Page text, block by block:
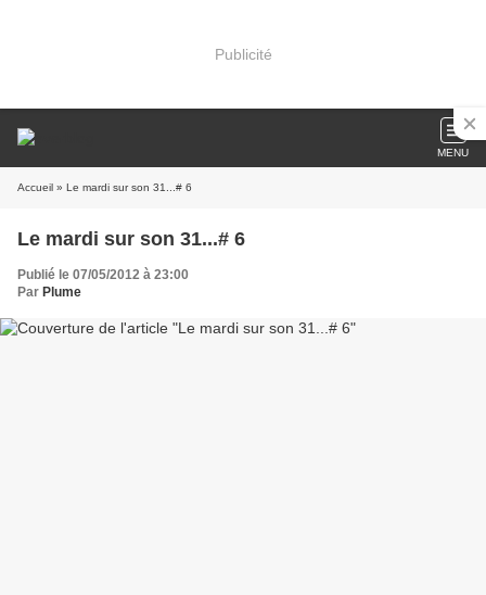
Publicité
MENU
Accueil » Le mardi sur son 31...# 6
Le mardi sur son 31...# 6
Publié le 07/05/2012 à 23:00
Par Plume